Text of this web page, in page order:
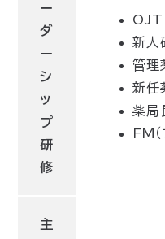
ー
ダ
ー
シ
ッ
プ
研
修
OJT
新人
管理
新任
薬局
FM
主